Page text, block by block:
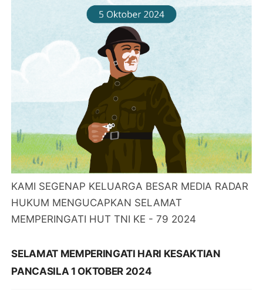
KAMI SEGENAP KELUARGA BESAR MEDIA RADAR
HUKUM MENGUCAPKAN SELAMAT
MEMPERINGATI HUT TNI KE - 79 2024
SELAMAT MEMPERINGATI HARI KESAKTIAN
PANCASILA 1 OKTOBER 2024